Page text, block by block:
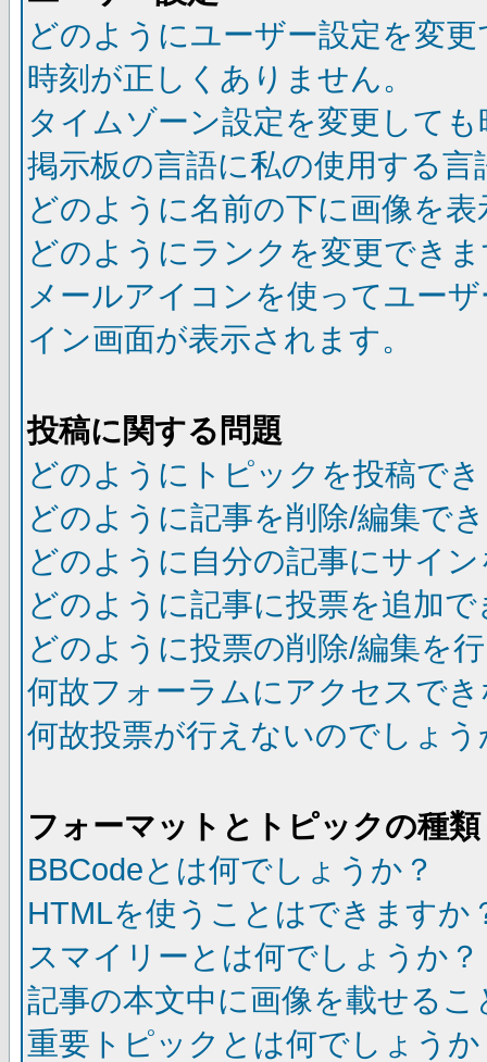
どのようにユーザー設定を変
時刻が正しくありません。
タイムゾーン設定を変更して
掲示板の言語に私の使用する
どのように名前の下に画像を
どのようにランクを変更でき
メールアイコンを使ってユー
イン画面が表示されます。
投稿に関する問題
どのようにトピックを投稿で
どのように記事を削除/編集で
どのように自分の記事にサイ
どのように記事に投票を追加
どのように投票の削除/編集を
何故フォーラムにアクセスで
何故投票が行えないのでしょう
フォーマットとトピックの種類
BBCodeとは何でしょうか？
HTMLを使うことはできますか
スマイリーとは何でしょうか？
記事の本文中に画像を載せる
重要トピックとは何でしょうか